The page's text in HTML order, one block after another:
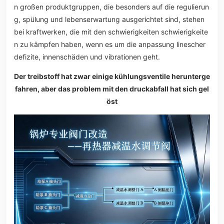
n großen produktgruppen, die besonders auf die regulierun
g, spülung und lebenserwartung ausgerichtet sind, stehen
bei kraftwerken, die mit den schwierigkeiten schwierigkeite
n zu kämpfen haben, wenn es um die anpassung linescher
defizite, innenschäden und vibrationen geht.
Der treibstoff hat zwar einige kühlungsventile herunterge
fahren, aber das problem mit den druckabfall hat sich gel
öst